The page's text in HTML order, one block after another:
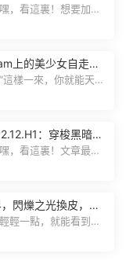
後那...
上的美少女自走
！
：穿梭黑暗都
們的...
閃爍之光換皮，共
到...